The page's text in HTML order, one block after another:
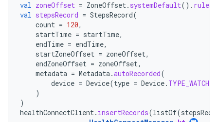
val zoneOffset = ZoneOffset. systemDefault(). rules
val stepsRecord = StepsRecord(
count = 120,
startTime = startTime,
endTime = endTime,
startZoneOffset = zoneOffset,
endZoneOffset = zoneOffset,
metadata = Metadata.autoRecorded(
device = Device(type = Device. TYPE_WATCH
)
)
healthConnectClient. insertRecords(listOf(